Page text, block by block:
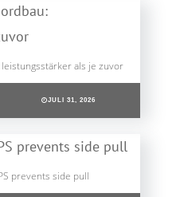
als je zuvor
JULI 31, 2026
prevents side pull